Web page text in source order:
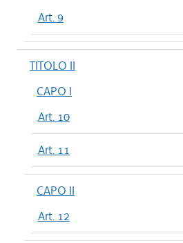
Art. 9
TITOLO II
CAPO I
Art. 10
Art. 11
CAPO II
Art. 12